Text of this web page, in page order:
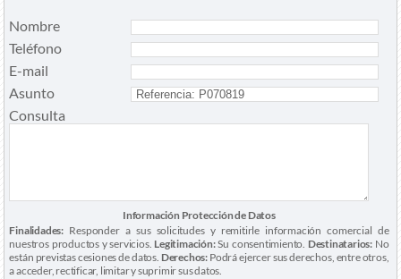
Nombre
Teléfono
E-mail
Asunto
Consulta
Información Protección de Datos
Finalidades: Responder a sus solicitudes y remitirle información comercial de
nuestros productos y servicios. Legitimación:Su consentimiento. Destinatarios:No
están previstas cesiones de datos. Derechos: Podrá ejercer sus derechos, entre otros,
a acceder, rectificar, limitar y suprimir sus datos.